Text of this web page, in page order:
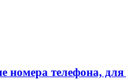
телефона, для